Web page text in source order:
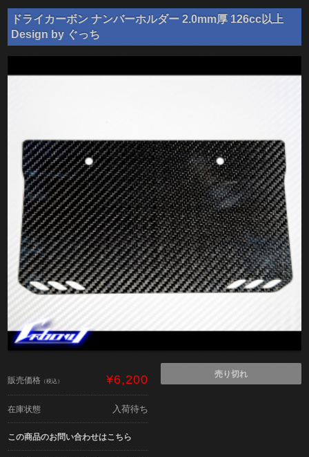
ドライカーボン ナンバーホルダー 2.0mm厚 126cc以上
Design by ぐっち
販売価格 （税込） ¥6,200
在庫状態 入荷待ち
この商品のお問い合わせはこちら
売り切れ